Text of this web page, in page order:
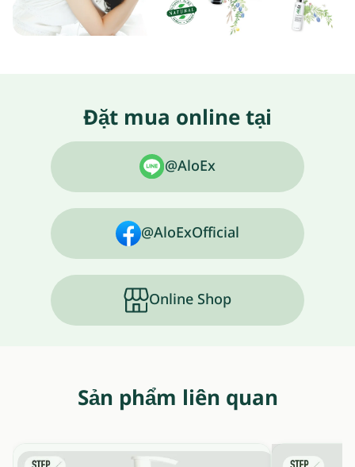
Đặt mua online tại
@AloEx
@AloExOfficial
Online Shop
Sản phẩm liên quan